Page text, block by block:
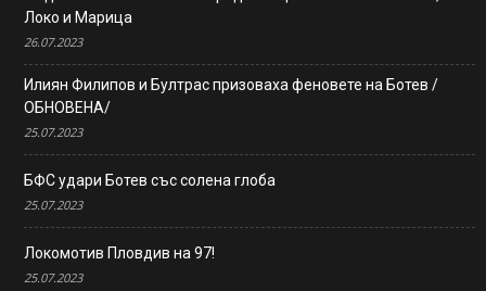
Локо и Марица
26.07.2023
Илиян Филипов и Бултрас призоваха феновете на Ботев /
ОБНОВЕНА/
25.07.2023
БФС удари Ботев със солена глоба
25.07.2023
Локомотив Пловдив на 97!
25.07.2023